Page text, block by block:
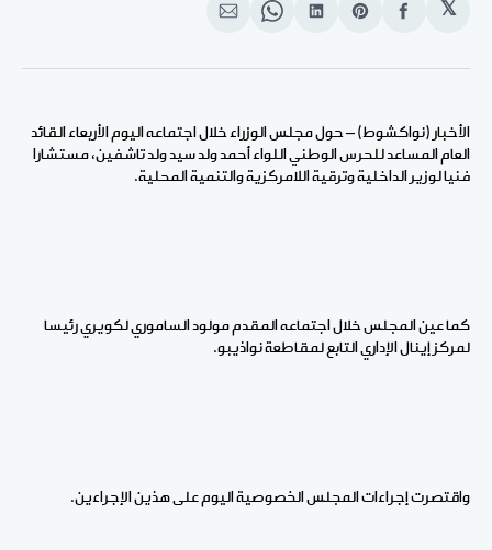
𝕏
انشر
الفيسبوك
Share
Pinterest
انشر
لينكد
Share
WhatsApp
انشر
الإيميل
الأخبار (نواكشوط) – حول مجلس الوزراء خلال اجتماعه اليوم الأربعاء القائد
العام المساعد للحرس الوطني اللواء أحمد ولد سيد ولد تاشفين، مستشارا
فنيا لوزير الداخلية وترقية اللامركزية والتنمية المحلية.
كما عين المجلس خلال اجتماعه المقدم مولود الساموري لكويري رئيسا
لمركز إينال الإداري التابع لمقاطعة نواذيبو.
واقتصرت إجراءات المجلس الخصوصية اليوم على هذين الإجراءين.